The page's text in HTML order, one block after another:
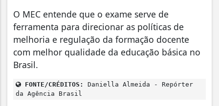
O MEC entende que o exame serve de
ferramenta para direcionar as políticas de
melhoria e regulação da formação docente
com melhor qualidade da educação básica no
Brasil.
FONTE/CRÉDITOS:
Daniella Almeida - Repórter
da Agência Brasil